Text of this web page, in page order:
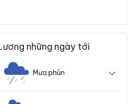
những ngày tới
Mưa phùn